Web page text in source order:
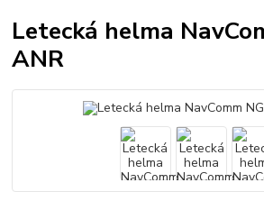
Letecká helma
ANR